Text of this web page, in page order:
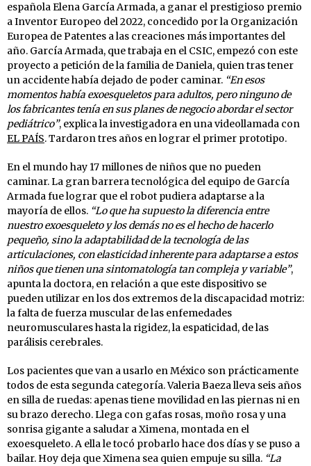
española Elena García Armada, a ganar el prestigioso premio
a Inventor Europeo del 2022, concedido por la Organización
Europea de Patentes a las creaciones más importantes del
año. García Armada, que trabaja en el CSIC, empezó con este
proyecto a petición de la familia de Daniela, quien tras tener
un accidente había dejado de poder caminar. “En esos
momentos había exoesqueletos para adultos, pero ninguno de
los fabricantes tenía en sus planes de negocio abordar el sector
pediátrico”, explica la investigadora en una videollamada con
EL PAÍS. Tardaron tres años en lograr el primer prototipo.
En el mundo hay 17 millones de niños que no pueden
caminar. La gran barrera tecnológica del equipo de García
Armada fue lograr que el robot pudiera adaptarse a la
mayoría de ellos. “Lo que ha supuesto la diferencia entre
nuestro exoesqueleto y los demás no es el hecho de hacerlo
pequeño, sino la adaptabilidad de la tecnología de las
articulaciones, con elasticidad inherente para adaptarse a estos
niños que tienen una sintomatología tan compleja y variable”,
apunta la doctora, en relación a que este dispositivo se
pueden utilizar en los dos extremos de la discapacidad motriz:
la falta de fuerza muscular de las enfemedades
neuromusculares hasta la rigidez, la espaticidad, de las
parálisis cerebrales.
Los pacientes que van a usarlo en México son prácticamente
todos de esta segunda categoría. Valeria Baeza lleva seis años
en silla de ruedas: apenas tiene movilidad en las piernas ni en
su brazo derecho. Llega con gafas rosas, moño rosa y una
sonrisa gigante a saludar a Ximena, montada en el
exoesqueleto. A ella le tocó probarlo hace dos días y se puso a
bailar. Hoy deja que Ximena sea quien empuje su silla. “La